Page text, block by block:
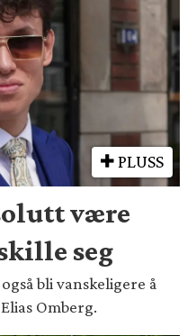
PLUSS
være
seg
bli vanskeligere å
Omberg.